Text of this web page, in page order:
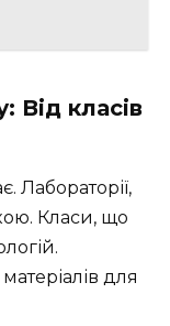
Від класів
Лабораторії,
Класи, що
для